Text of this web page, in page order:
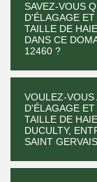
SAVEZ-VOUS
D'ÉLAGAGE
TAILLE DE
DANS CE
12460 ?
VOULEZ-VOUS
D'ÉLAGAGE
TAILLE DE
DUCULTY,
SAINT